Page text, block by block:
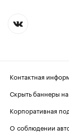
Контактная
Скрыть баннеры
Корпоративная
О соблюдении